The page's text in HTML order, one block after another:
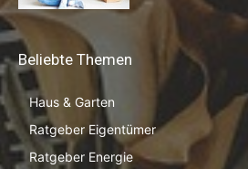
Beliebte Themen
Haus & Garten
Ratgeber Eigentümer
Ratgeber Energie